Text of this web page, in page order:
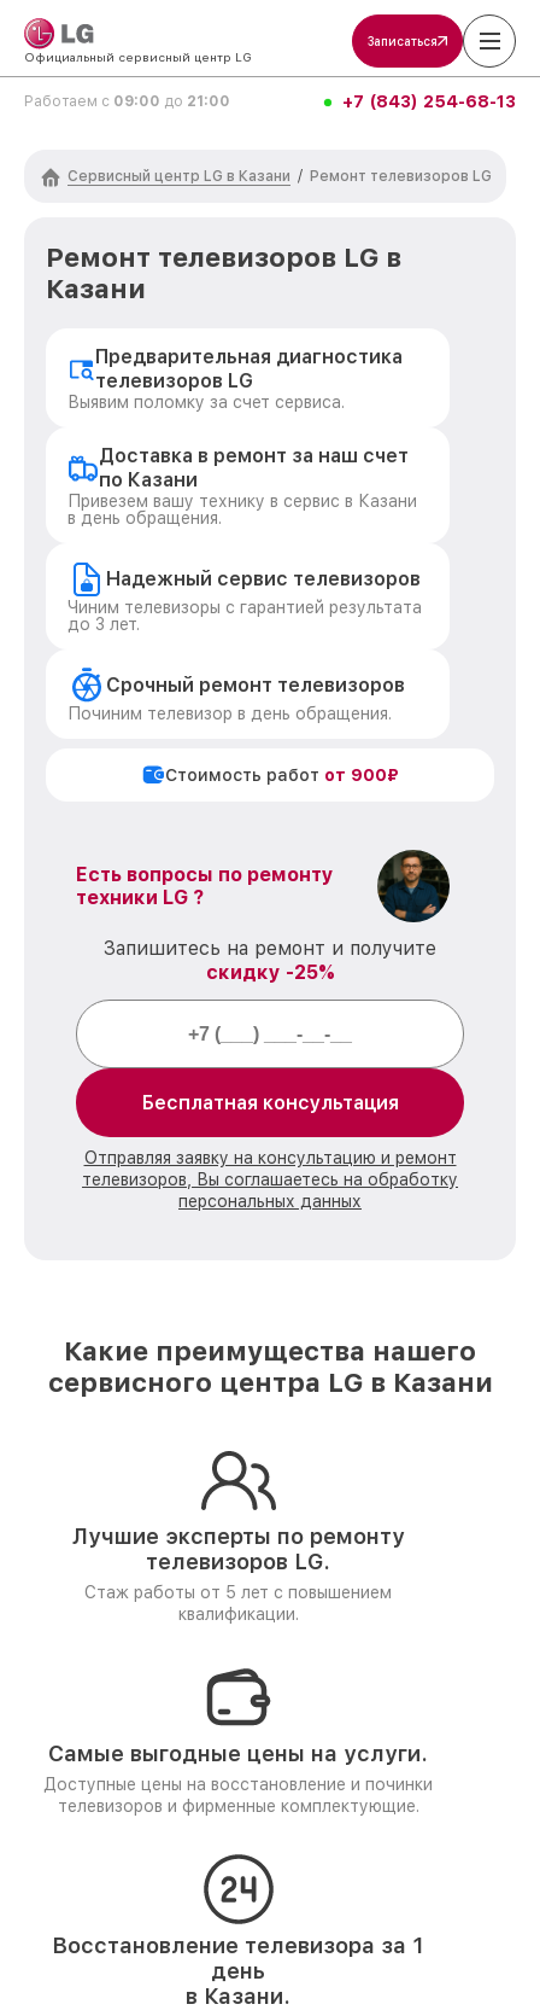
Официальный сервисный центр LG
Записаться
Работаем с 09:00 до 21:00 +7 (843) 254-68-13
Сервисный центр LG в Казани / Ремонт телевизоров LG
Ремонт телевизоров LG в
Казани
Предварительная диагностика
телевизоров LG
Выявим поломку за счет сервиса.
Доставка в ремонт за наш счет
по Казани
Привезем вашу технику в сервис в Казани
в день обращения.
Надежный сервис телевизоров
Чиним телевизоры с гарантией результата
до 3 лет.
Срочный ремонт телевизоров
Починим телевизор в день обращения.
Стоимость работ от 900₽
Есть вопросы по ремонту
техники LG ?
Запишитесь на ремонт и получите
скидку -25%
Бесплатная консультация
Отправляя заявку на консультацию и ремонт
телевизоров, Вы соглашаетесь на обработку
персональных данных
Какие преимущества нашего
сервисного центра LG в Казани
Лучшие эксперты по ремонту
телевизоров LG.
Стаж работы от 5 лет с повышением
квалификации.
Самые выгодные цены на услуги.
Доступные цены на восстановление и починки
телевизоров и фирменные комплектующие.
Восстановление телевизора за 1
день
в Казани.